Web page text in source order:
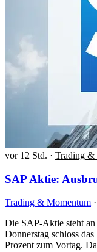
vor 12 Std. · Trading &
SAP Aktie:
Trading & Momentum ·
Die SAP-Aktie steht
Donnerstag schloss
Prozent zum Vortag.